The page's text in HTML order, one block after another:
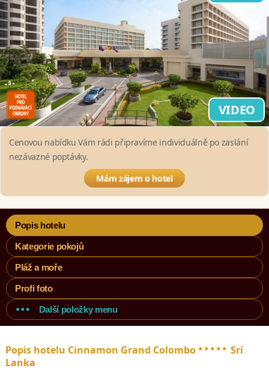
VIDEO
Cenovou nabídku Vám rádi připravíme individuálně po zaslání
nezávazné poptávky.
Mám zájem o hotel
Popis hotelu
Kategorie pokojů
Pláž a moře
Profi foto
Další položky menu
Popis hotelu Cinnamon Grand Colombo***** Srí
Lanka